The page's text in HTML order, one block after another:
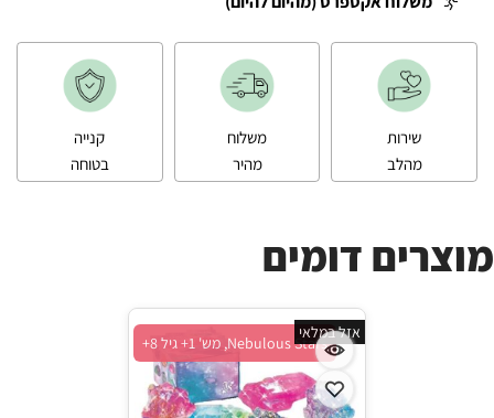
שירות
מהלב
משלוח
מהיר
קנייה
בטוחה
מוצרים דומים
Nebulous Stars, מש' 1+ גיל 8+
אזל במלאי